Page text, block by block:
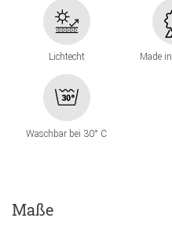
Lichtecht Made
Waschbar bei 30° C
Maße